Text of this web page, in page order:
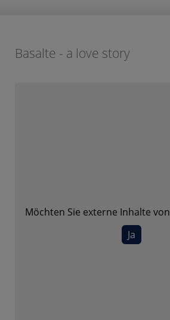
Basalte - a love story
Möchten Sie externe Inhalte von
Ja